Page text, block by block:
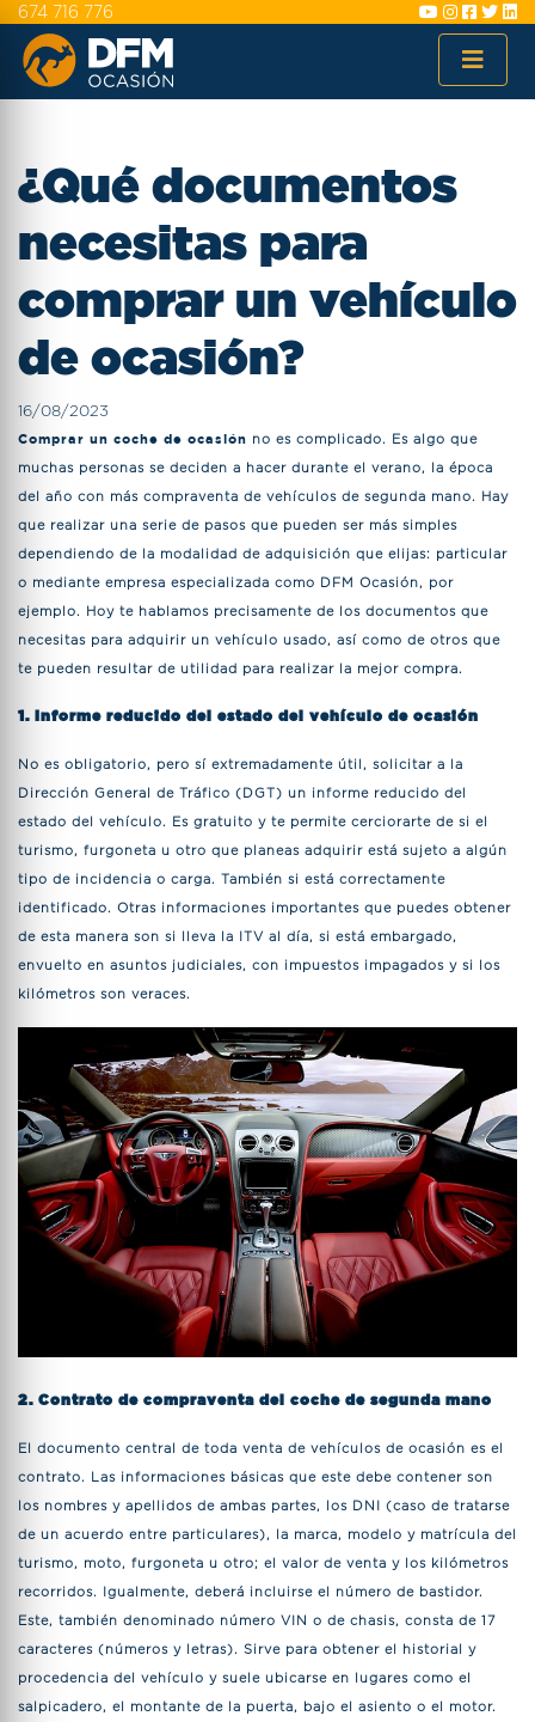
674 716 776
¿Qué documentos
necesitas para
comprar un vehículo
de ocasión?
16/08/2023
Comprar un coche de ocasión no es complicado. Es algo que
muchas personas se deciden a hacer durante el verano, la época
del año con más compraventa de vehículos de segunda mano. Hay
que realizar una serie de pasos que pueden ser más simples
dependiendo de la modalidad de adquisición que elijas: particular
o mediante empresa especializada como DFM Ocasión, por
ejemplo. Hoy te hablamos precisamente de los documentos que
necesitas para adquirir un vehículo usado, así como de otros que
te pueden resultar de utilidad para realizar la mejor compra.
1. Informe reducido del estado del vehículo de ocasión
No es obligatorio, pero sí extremadamente útil, solicitar a la
Dirección General de Tráfico (DGT) un informe reducido del
estado del vehículo. Es gratuito y te permite cerciorarte de si el
turismo, furgoneta u otro que planeas adquirir está sujeto a algún
tipo de incidencia o carga. También si está correctamente
identificado. Otras informaciones importantes que puedes obtener
de esta manera son si lleva la ITV al día, si está embargado,
envuelto en asuntos judiciales, con impuestos impagados y si los
kilómetros son veraces.
2. Contrato de compraventa del coche de segunda mano
El documento central de toda venta de vehículos de ocasión es el
contrato. Las informaciones básicas que este debe contener son
los nombres y apellidos de ambas partes, los DNI (caso de tratarse
de un acuerdo entre particulares), la marca, modelo y matrícula del
turismo, moto, furgoneta u otro; el valor de venta y los kilómetros
recorridos. Igualmente, deberá incluirse el número de bastidor.
Este, también denominado número VIN o de chasis, consta de 17
caracteres (números y letras). Sirve para obtener el historial y
procedencia del vehículo y suele ubicarse en lugares como el
salpicadero, el montante de la puerta, bajo el asiento o el motor.